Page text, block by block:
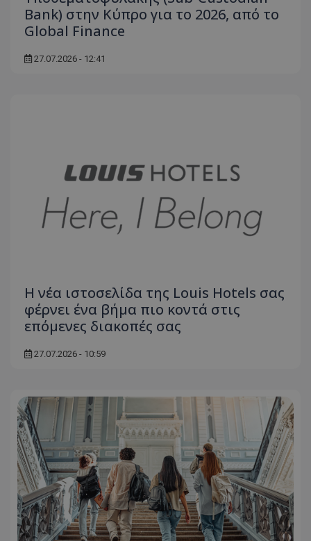
Bank) στην Κύπρο για το 2026, από το
Global Finance
27.07.2026 - 12:41
Η νέα ιστοσελίδα της Louis Hotels σας
φέρνει ένα βήμα πιο κοντά στις
επόμενες διακοπές σας
27.07.2026 - 10:59